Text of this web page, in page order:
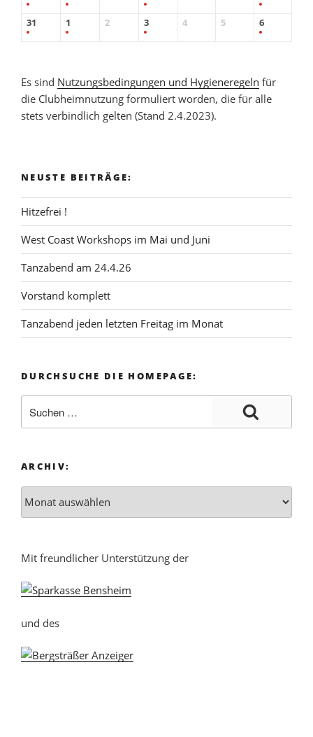
31 1 2 3 4 5 6
Es sind Nutzungsbedingungen und Hygieneregeln für
die Clubheimnutzung formuliert worden, die für alle
stets verbindlich gelten (Stand 2.4.2023).
NEUSTE BEITRÄGE:
Hitzefrei !
West Coast Workshops im Mai und Juni
Tanzabend am 24.4.26
Vorstand komplett
Tanzabend jeden letzten Freitag im Monat
DURCHSUCHE DIE HOMEPAGE:
ARCHIV:
Mit freundlicher Unterstützung der
und des